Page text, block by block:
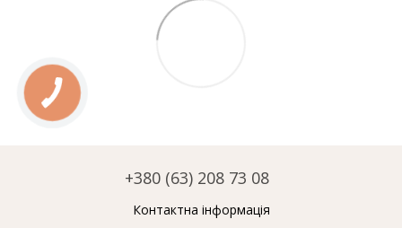
+380 (63) 208 73 08
Контактна інформація